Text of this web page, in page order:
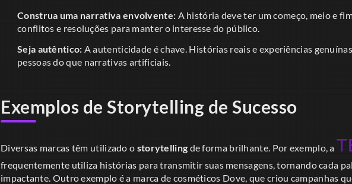
Construa uma narrativa envolvente: A história deve ter um começo, meio e
conflitos e resoluções para manter o interesse do público.
Seja autêntico: A autenticidade é chave. Histórias reais e experiências
pessoas do que narrativas artificiais.
Exemplos de Storytelling de Sucesso
Diversas marcas têm utilizado o storytelling de forma brilhante. Por exemplo, a
frequentemente utiliza histórias para transmitir suas mensagens, tornando cada
impactante. Outro exemplo é a marca de cosméticos Dove, que criou campanhas